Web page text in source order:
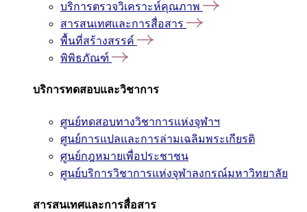
บริการตรวจวิเคราะห์คุณภาพ
สารสนเทศและการสื่อสาร
พื้นที่สร้างสรรค์
พิพิธภัณฑ์
บริการทดสอบและวิชาการ
ศูนย์ทดสอบทางวิชาการแห่งจุฬาฯ
ศูนย์การแปลและการล่ามเฉลิมพระเกียรติ
ศูนย์กฎหมายเพื่อประชาชน
ศูนย์บริการวิชาการแห่งจุฬาลงกรณ์มหาวิทยาลัย
สารสนเทศและการสื่อสาร